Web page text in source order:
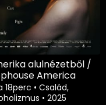
alulnézetből /
America
18perc • Család,
• 2025